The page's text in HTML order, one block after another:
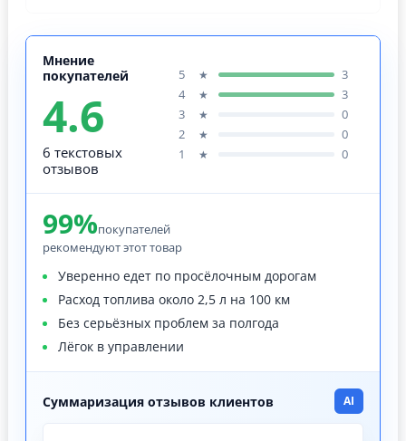
Мнение
покупателей
4.6
6 текстовых
отзывов
5 ★
3
4
★
3
3
★
0
2
★
0
1
★ 0
99%покупателей
рекомендуют этот товар
Уверенно едет по просёлочным дорогам
Расход топлива около 2,5 л на 100 км
Без серьёзных проблем за полгода
Лёгок в управлении
Суммаризация отзывов клиентов AI